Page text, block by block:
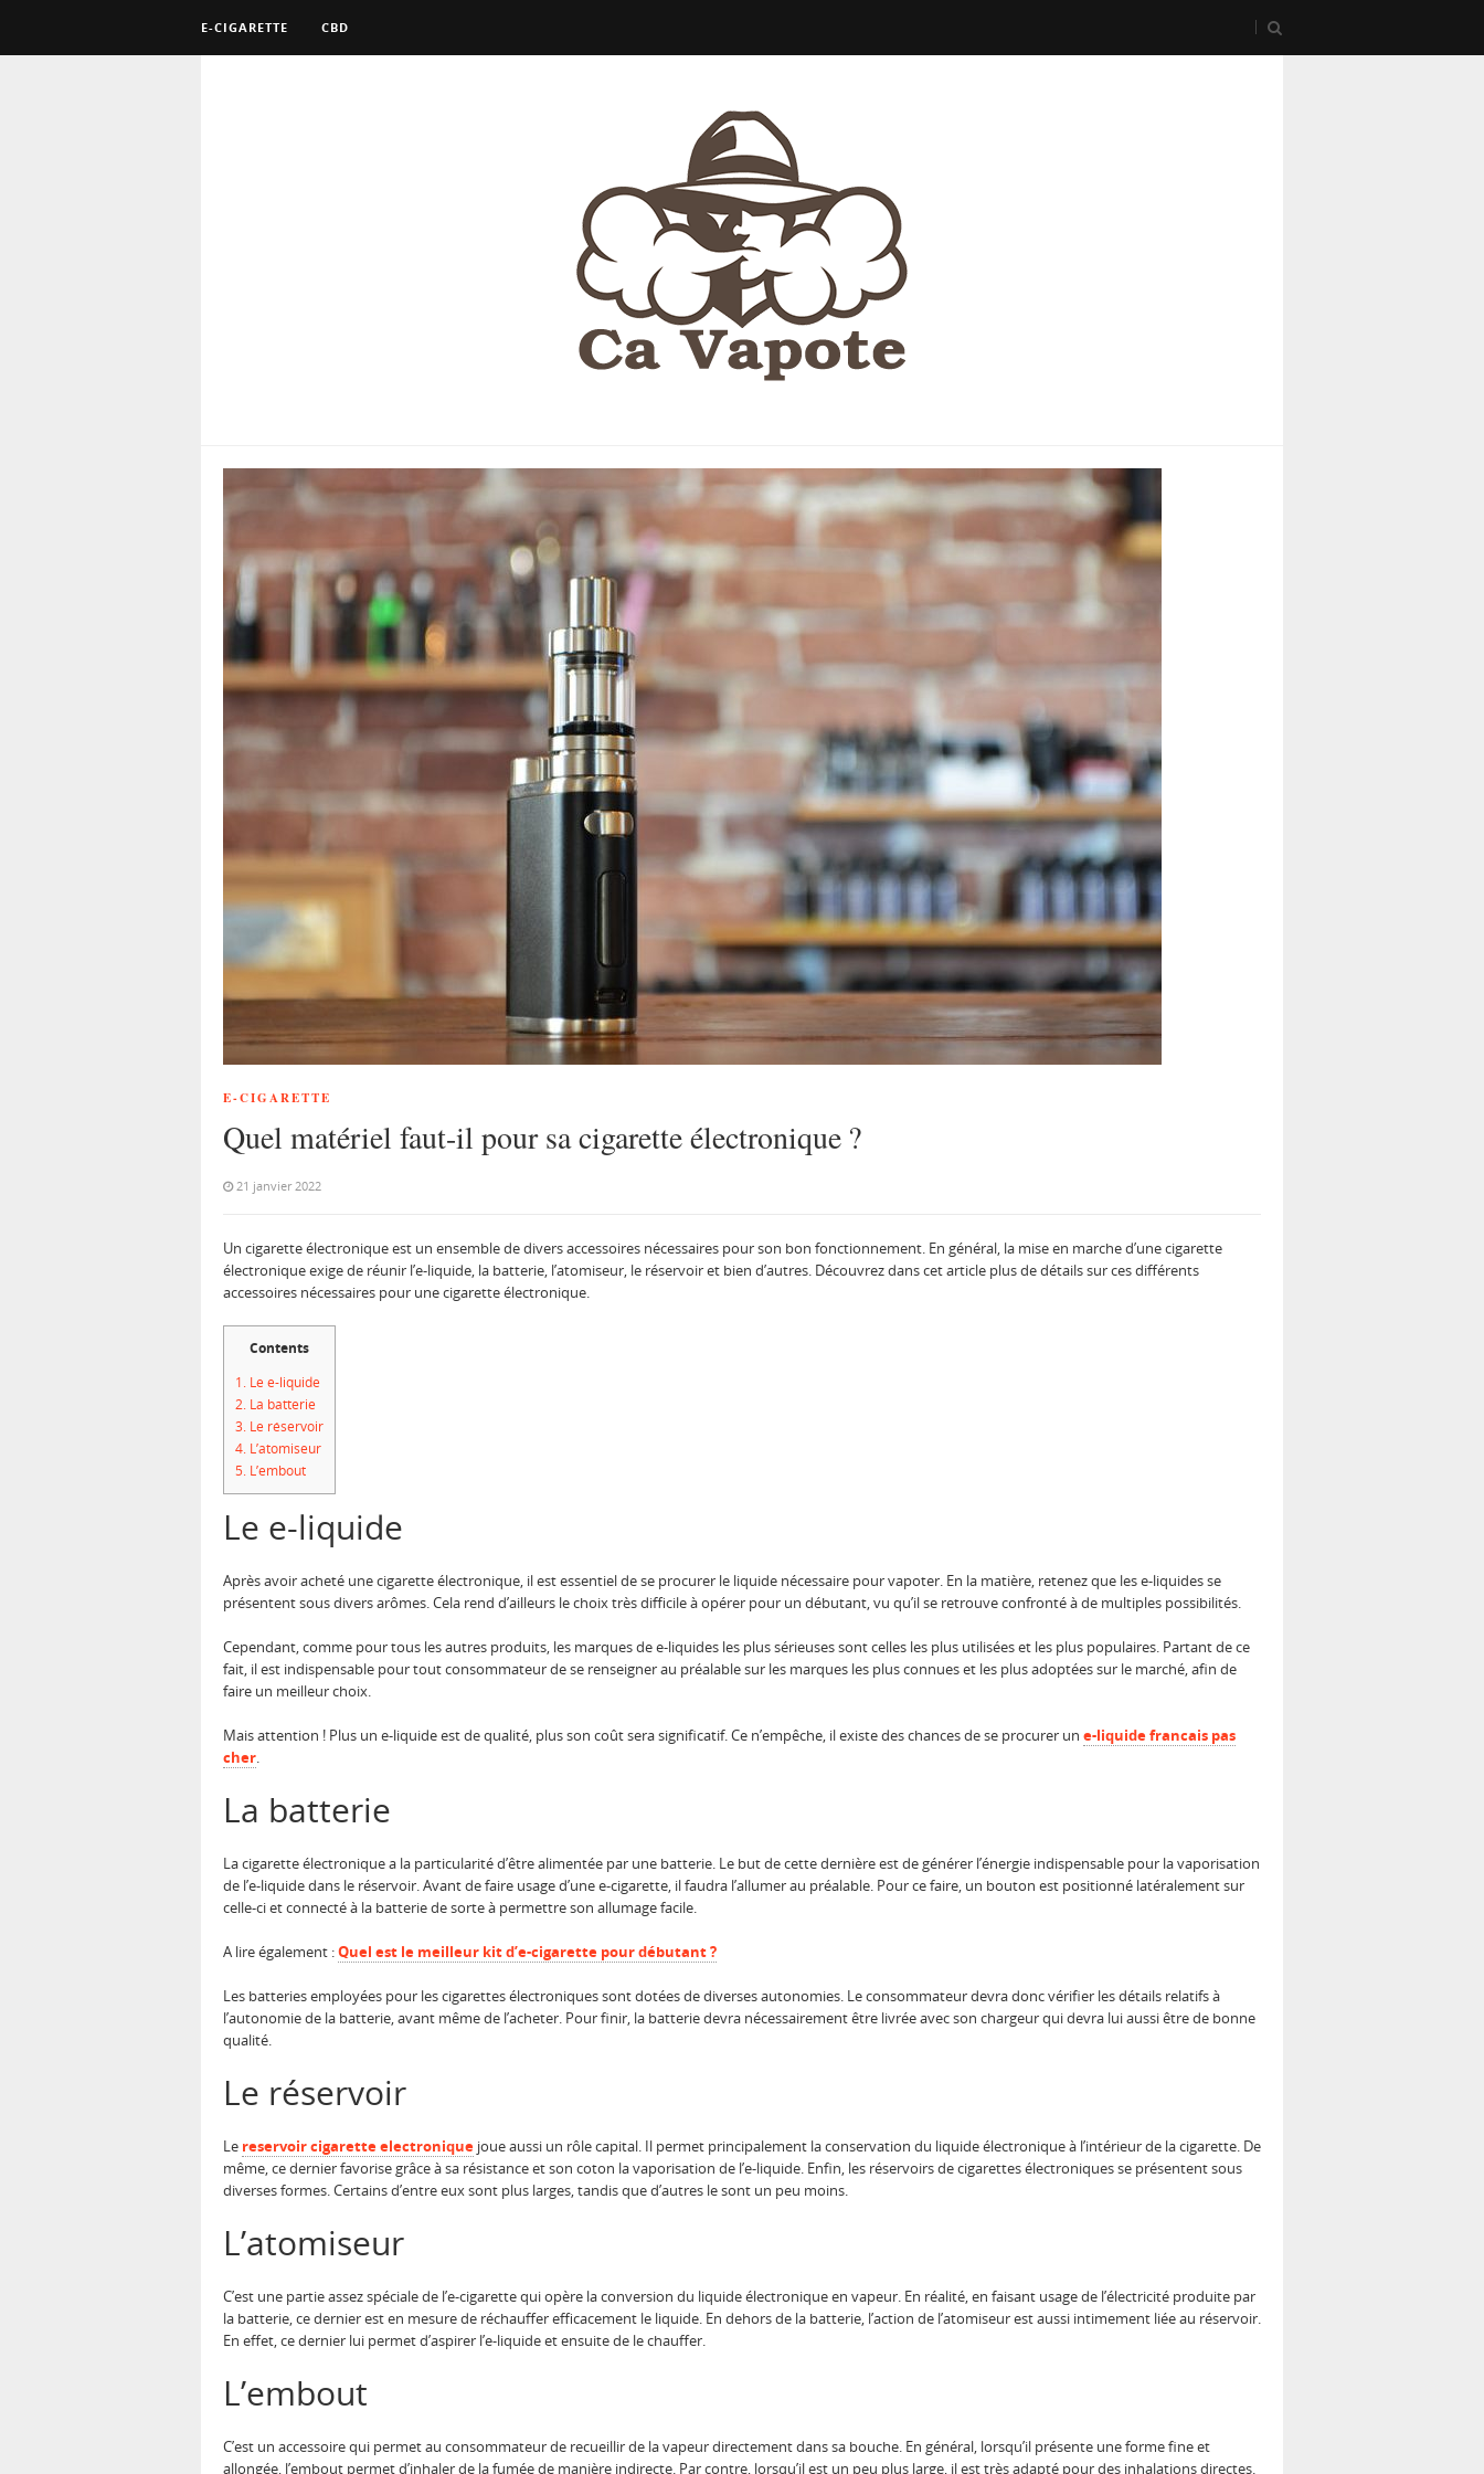
E-CIGARETTE CBD
E-CIGARETTE
Quel matériel faut-il pour sa cigarette électronique ?
21 janvier 2022
Un cigarette électronique est un ensemble de divers accessoires nécessaires pour son bon fonctionnement. En général, la mise en marche d’une cigarette
électronique exige de réunir l’e-liquide, la batterie, l’atomiseur, le réservoir et bien d’autres. Découvrez dans cet article plus de détails sur ces différents
accessoires nécessaires pour une cigarette électronique.
Contents
1. Le e-liquide
2. La batterie
3. Le réservoir
4. L’atomiseur
5. L’embout
Le e-liquide
Après avoir acheté une cigarette électronique, il est essentiel de se procurer le liquide nécessaire pour vapoter. En la matière, retenez que les e-liquides se
présentent sous divers arômes. Cela rend d’ailleurs le choix très difficile à opérer pour un débutant, vu qu’il se retrouve confronté à de multiples possibilités.
Cependant, comme pour tous les autres produits, les marques de e-liquides les plus sérieuses sont celles les plus utilisées et les plus populaires. Partant de ce
fait, il est indispensable pour tout consommateur de se renseigner au préalable sur les marques les plus connues et les plus adoptées sur le marché, afin de
faire un meilleur choix.
Mais attention ! Plus un e-liquide est de qualité, plus son coût sera significatif. Ce n’empêche, il existe des chances de se procurer un e-liquide francais pas
cher.
La batterie
La cigarette électronique a la particularité d’être alimentée par une batterie. Le but de cette dernière est de générer l’énergie indispensable pour la vaporisation
de l’e-liquide dans le réservoir. Avant de faire usage d’une e-cigarette, il faudra l’allumer au préalable. Pour ce faire, un bouton est positionné latéralement sur
celle-ci et connecté à la batterie de sorte à permettre son allumage facile.
A lire également :Quel est le meilleur kit d’e-cigarette pour débutant ?
Les batteries employées pour les cigarettes électroniques sont dotées de diverses autonomies. Le consommateur devra donc vérifier les détails relatifs à
l’autonomie de la batterie, avant même de l’acheter. Pour finir, la batterie devra nécessairement être livrée avec son chargeur qui devra lui aussi être de bonne
qualité.
Le réservoir
Le reservoir cigarette electronique joue aussi un rôle capital. Il permet principalement la conservation du liquide électronique à l’intérieur de la cigarette. De
même, ce dernier favorise grâce à sa résistance et son coton la vaporisation de l’e-liquide. Enfin, les réservoirs de cigarettes électroniques se présentent sous
diverses formes. Certains d’entre eux sont plus larges, tandis que d’autres le sont un peu moins.
L’atomiseur
C’est une partie assez spéciale de l’e-cigarette qui opère la conversion du liquide électronique en vapeur. En réalité, en faisant usage de l’électricité produite par
la batterie, ce dernier est en mesure de réchauffer efficacement le liquide. En dehors de la batterie, l’action de l’atomiseur est aussi intimement liée au réservoir.
En effet, ce dernier lui permet d’aspirer l’e-liquide et ensuite de le chauffer.
L’embout
C’est un accessoire qui permet au consommateur de recueillir de la vapeur directement dans sa bouche. En général, lorsqu’il présente une forme fine et
allongée, l’embout permet d’inhaler de la fumée de manière indirecte. Par contre, lorsqu’il est un peu plus large, il est très adapté pour des inhalations directes.